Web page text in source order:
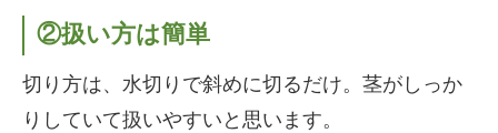
②扱い方は簡単
切り方は、水切りで斜めに切るだけ。茎がしっか
りしていて扱いやすいと思います。